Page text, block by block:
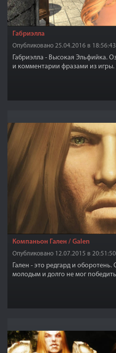
Габриэлла
Опубликовано 25.04.2016 в 18:56:43
Габриэлла - Высокая Эльфийка.
и комментарии фразами из игры.
Компаньон Гален / Galen
Опубликовано 12.07.2015 в 20:51:50
Гален - это редгард и оборотень.
молодым и долго не мог